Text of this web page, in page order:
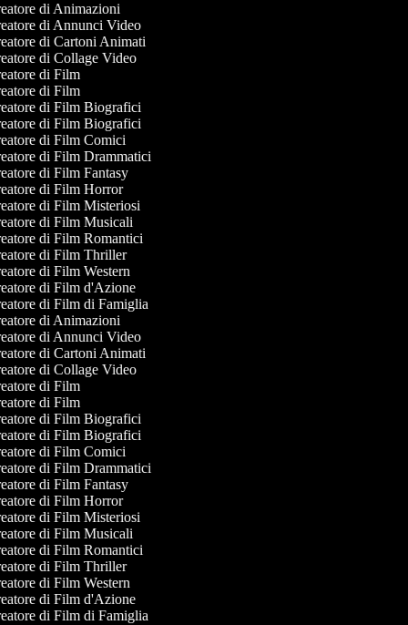
di Animazioni
di Annunci Video
di Cartoni Animati
di Collage Video
di Film
di Film
di Film Biografici
di Film Biografici
di Film Comici
di Film Drammatici
di Film Fantasy
di Film Horror
di Film Misteriosi
di Film Musicali
di Film Romantici
di Film Thriller
di Film Western
di Film d'Azione
di Film di Famiglia
di Animazioni
di Annunci Video
di Cartoni Animati
di Collage Video
di Film
di Film
di Film Biografici
di Film Biografici
di Film Comici
di Film Drammatici
di Film Fantasy
di Film Horror
di Film Misteriosi
di Film Musicali
di Film Romantici
di Film Thriller
di Film Western
di Film d'Azione
di Film di Famiglia